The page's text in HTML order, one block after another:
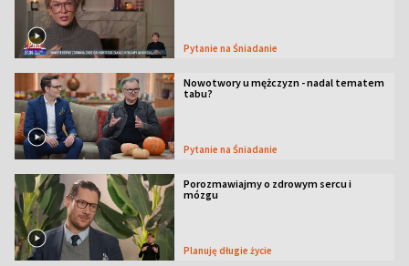
Pytanie na Śniadanie
Nowotwory u mężczyzn - nadal tematem
tabu?
Pytanie na Śniadanie
Porozmawiajmy o zdrowym sercu i
mózgu
Planuję długie życie